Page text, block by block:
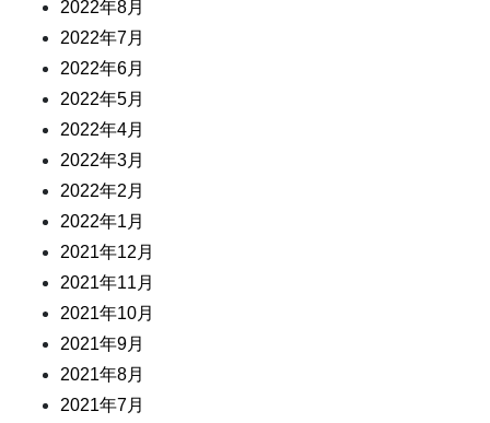
2022年8月
2022年7月
2022年6月
2022年5月
2022年4月
2022年3月
2022年2月
2022年1月
2021年12月
2021年11月
2021年10月
2021年9月
2021年8月
2021年7月